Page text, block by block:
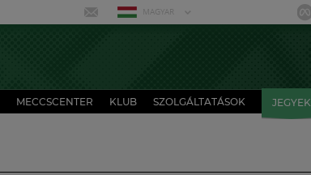
MAGYAR
MECCSCENTER KLUB SZOLGÁLTATÁSOK JEGYEK